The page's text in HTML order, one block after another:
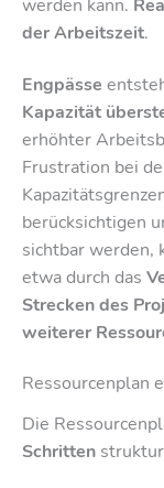
der Arbeitszeit.
Engpässe
Kapazität
erhöhter
Frustration bei
berücksichtigen
sichtbar werden,
etwa durch das
Strecken des
weiterer
Ressourcenplan
Die
Schritten